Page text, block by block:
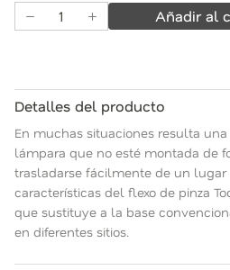
Añadir al
Detalles del producto
En muchas situaciones resulta
lámpara que no esté montada de
trasladarse fácilmente de un lugar
características del flexo de pinza
que sustituye a la base
en diferentes sitios.